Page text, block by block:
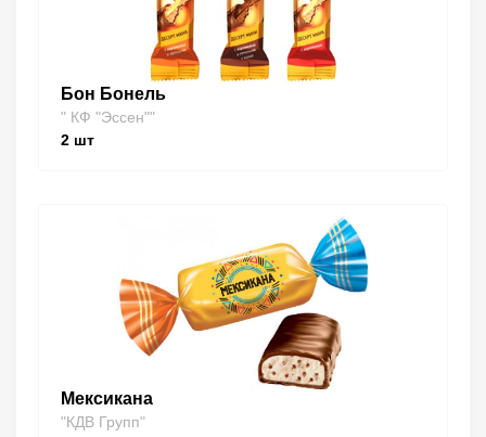
Бон Бонель
" КФ "Эссен""
2 шт
Мексикана
"КДВ Групп"